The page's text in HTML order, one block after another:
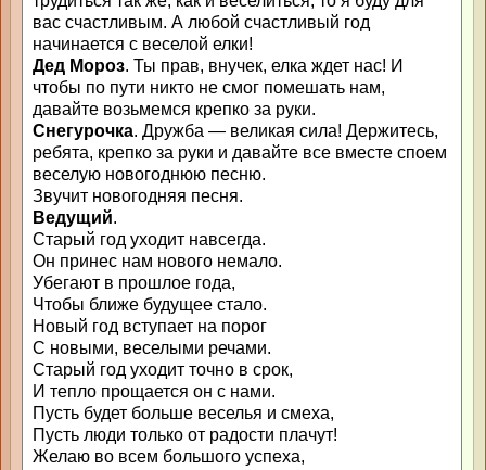
вас счастливым. А любой счастливый год
начинается с веселой елки!
Дед Мороз. Ты прав, внучек, елка ждет нас! И
чтобы по пути никто не смог помешать нам,
давайте возьмемся крепко за руки.
Снегурочка. Дружба — великая сила! Держитесь,
ребята, крепко за руки и давайте все вместе споем
веселую новогоднюю песню.
Звучит новогодняя песня.
Ведущий.
Старый год уходит навсегда.
Он принес нам нового немало.
Убегают в прошлое года,
Чтобы ближе будущее стало.
Новый год вступает на порог
С новыми, веселыми речами.
Старый год уходит точно в срок,
И тепло прощается он с нами.
Пусть будет больше веселья и смеха,
Пусть люди только от радости плачут!
Желаю во всем большого успеха,